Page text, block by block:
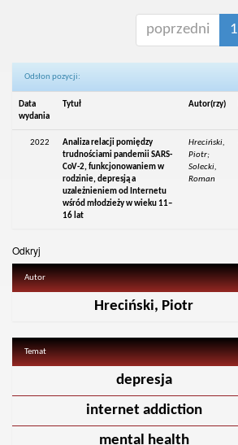
poprzedni 1
Odsłon pozycji:
Data
wydania
Tytuł Autor(rzy)
2022
Analiza relacji pomiędzy
trudnościami pandemii SARS-
CoV-2, funkcjonowaniem w
rodzinie, depresją a
uzależnieniem od Internetu
wśród młodzieży w wieku 11–
16 lat
Hreciński,
Piotr;
Solecki,
Roman
Odkryj
Autor
Hreciński, Piotr
Temat
depresja
internet addiction
mental health